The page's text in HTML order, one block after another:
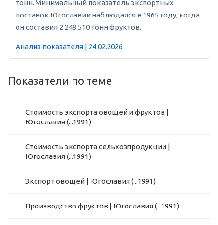
тонн. Минимальный показатель экспортных
поставок Югославии наблюдался в 1965 году, когда
он составил 2 248 510 тонн фруктов.
Анализ показателя | 24.02.2026
Показатели по теме
Стоимость экспорта овощей и фруктов |
Югославия (...1991)
Стоимость экспорта сельхозпродукции |
Югославия (...1991)
Экспорт овощей | Югославия (...1991)
Производство фруктов | Югославия (...1991)